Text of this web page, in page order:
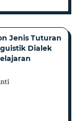
Jenis Tuturan
Dialek